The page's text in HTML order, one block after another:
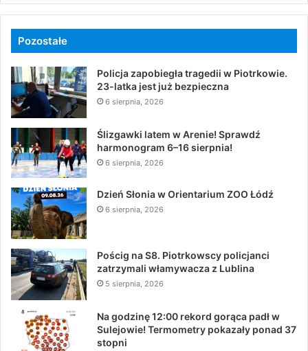
Pozostałe
Policja zapobiegła tragedii w Piotrkowie.
23-latka jest już bezpieczna
6 sierpnia, 2026
Ślizgawki latem w Arenie! Sprawdź
harmonogram 6–16 sierpnia!
6 sierpnia, 2026
Dzień Słonia w Orientarium ZOO Łódź
6 sierpnia, 2026
Pościg na S8. Piotrkowscy policjanci
zatrzymali włamywacza z Lublina
5 sierpnia, 2026
Na godzinę 12:00 rekord gorąca padł w
Sulejowie! Termometry pokazały ponad 37
stopni